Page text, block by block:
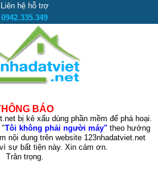
Liên hệ hỗ trợ
0942.335.349
BÁO
bị kẻ xấu dùng phần mềm để phá hoại.
"Tôi không phải người máy"theo hướng
nội dung trên website 123nhadatviet.net
sự bất tiện này. Xin cám ơn.
Trân trọng.